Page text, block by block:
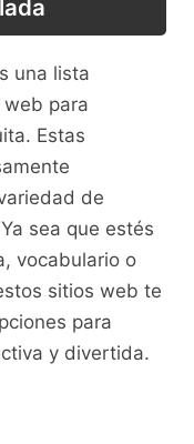
una lista
para
Estas⁤
de
sea que estés
vocabulario‍ o
sitios web ​te
para
y divertida.